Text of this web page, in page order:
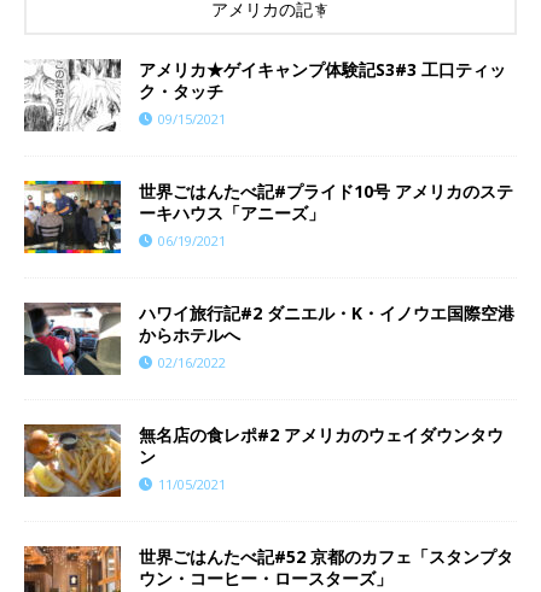
アメリカの記事
アメリカ★ゲイキャンプ体験記S3#3 工口ティッ
ク・タッチ
09/15/2021
世界ごはんたべ記#プライド10号 アメリカのステ
ーキハウス「アニーズ」
06/19/2021
ハワイ旅行記#2 ダニエル・K・イノウエ国際空港
からホテルへ
02/16/2022
無名店の食レポ#2 アメリカのウェイダウンタウ
ン
11/05/2021
世界ごはんたべ記#52 京都のカフェ「スタンプタ
ウン・コーヒー・ロースターズ」